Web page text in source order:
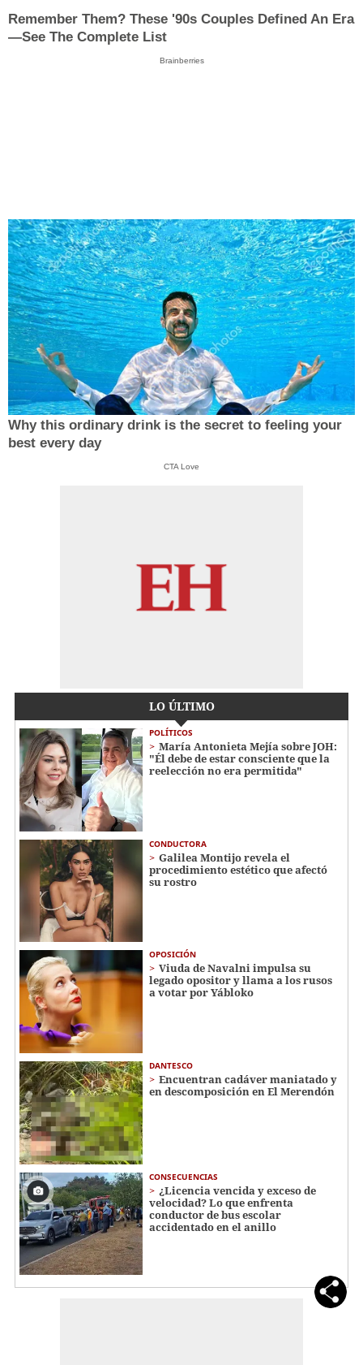
Remember Them? These '90s Couples Defined An Era
—See The Complete List
Brainberries
Why this ordinary drink is the secret to feeling your
best every day
CTA Love
LO ÚLTIMO
POLÍTICOS
María Antonieta Mejía sobre JOH:
"Él debe de estar consciente que la
reelección no era permitida"
CONDUCTORA
Galilea Montijo revela el
procedimiento estético que afectó
su rostro
OPOSICIÓN
Viuda de Navalni impulsa su
legado opositor y llama a los rusos
a votar por Yábloko
DANTESCO
Encuentran cadáver maniatado y
en descomposición en El Merendón
CONSECUENCIAS
¿Licencia vencida y exceso de
velocidad? Lo que enfrenta
conductor de bus escolar
accidentado en el anillo